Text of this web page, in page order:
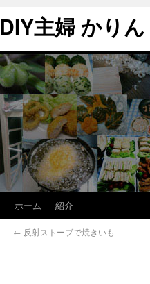
DIY主婦 かり
ホーム 紹介
← 反射ストーブで焼きいも